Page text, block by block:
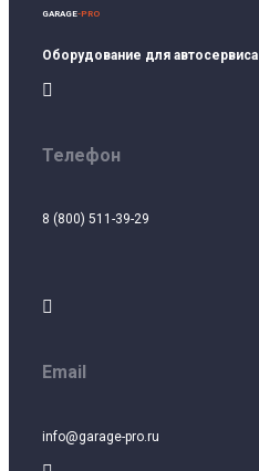
GARAGE-PRO
Оборудование для автосервиса

Телефон
8 (800) 511-39-29

Email
info@garage-pro.ru